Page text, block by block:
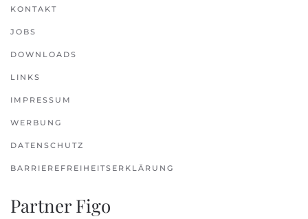
KONTAKT
JOBS
DOWNLOADS
LINKS
IMPRESSUM
WERBUNG
DATENSCHUTZ
BARRIEREFREIHEITSERKLÄRUNG
Partner Figo